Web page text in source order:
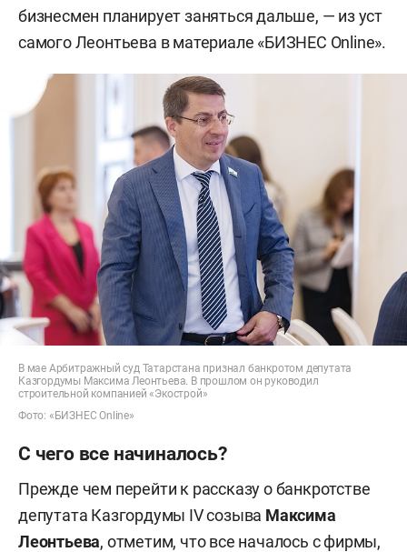
бизнесмен планирует заняться дальше, — из уст
самого Леонтьева в материале «БИЗНЕС Online».
В мае Арбитражный суд Татарстана признал банкротом депутата
Казгордумы Максима Леонтьева. В прошлом он руководил
строительной компанией «Экострой»
Фото: «БИЗНЕС Online»
С чего все начиналось?
Прежде чем перейти к рассказу о банкротстве
депутата Казгордумы IV созыва Максима
Леонтьева, отметим, что все началось с фирмы,